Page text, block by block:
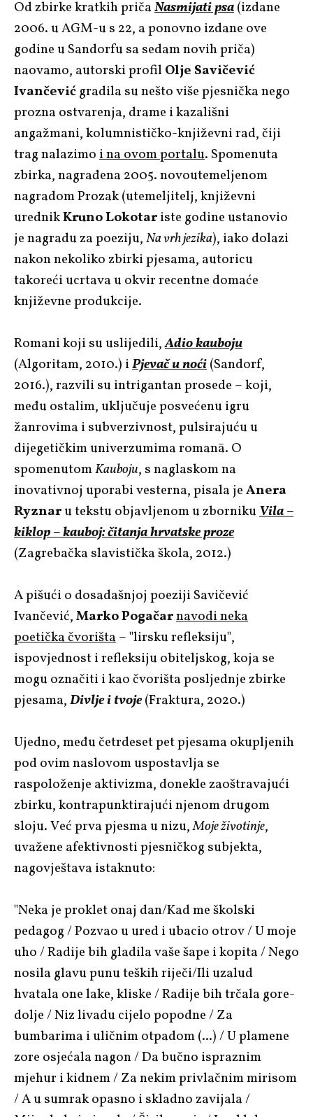
Od zbirke kratkih pričaNasmijati psa(izdane
2006. u AGM-u s 22, a ponovno izdane ove
godine u Sandorfu sa sedam novih priča)
naovamo, autorski profil Olje Savičević
Ivančevićgradila su nešto više pjesnička nego
prozna ostvarenja, drame i kazališni
angažmani, kolumnističko-književni rad, čiji
trag nalazimoi na ovom portalu. Spomenuta
zbirka, nagrađena 2005. novoutemeljenom
nagradom Prozak (utemeljitelj, književni
urednikKruno Lokotariste godine ustanovio
je nagradu za poeziju,Na vrh jezika), iako dolazi
nakon nekoliko zbirki pjesama, autoricu
takoreći ucrtava u okvir recentne domaće
književne produkcije.
Romani koji su uslijedili,Adio kauboju
(Algoritam, 2010.) iPjevač u noći(Sandorf,
2016.), razvili su intrigantan prosede – koji,
među ostalim, uključuje posvećenu igru
žanrovima i subverzivnost, pulsirajuću u
dijegetičkim univerzumima romanā. O
spomenutomKauboju, s naglaskom na
inovativnoj uporabi vesterna, pisala jeAnera
Ryznaru tekstu objavljenom u zbornikuVila –
kiklop – kauboj: čitanja hrvatske proze
(Zagrebačka slavistička škola, 2012.)
A pišući o dosadašnjoj poeziji Savičević
Ivančević,Marko Pogačarnavodi neka
poetička čvorišta– "lirsku refleksiju",
ispovjednost i refleksiju obiteljskog, koja se
mogu označiti i kao čvorišta posljednje zbirke
pjesama,Divlje i tvoje(Fraktura, 2020.)
Ujedno, među četrdeset pet pjesama okupljenih
pod ovim naslovom uspostavlja se
raspoloženje aktivizma, donekle zaoštravajući
zbirku, kontrapunktirajući njenom drugom
sloju. Već prva pjesma u nizu,Moje životinje,
uvažene afektivnosti pjesničkog subjekta,
nagovještava istaknuto:
"Neka je proklet onaj dan/Kad me školski
pedagog / Pozvao u ured i ubacio otrov / U moje
uho / Radije bih gladila vaše šape i kopita / Nego
nosila glavu punu teških riječi/Ili uzalud
hvatala one lake, kliske / Radije bih trčala gore-
dolje / Niz livadu cijelo popodne / Za
bumbarima i uličnim otpadom (...) / U plamene
zore osjećala nagon / Da bučno ispraznim
mjehur i kidnem / Za nekim privlačnim mirisom
/ A u sumrak opasno i skladno zavijala /